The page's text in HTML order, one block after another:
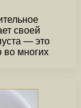
своей
— это
во многих